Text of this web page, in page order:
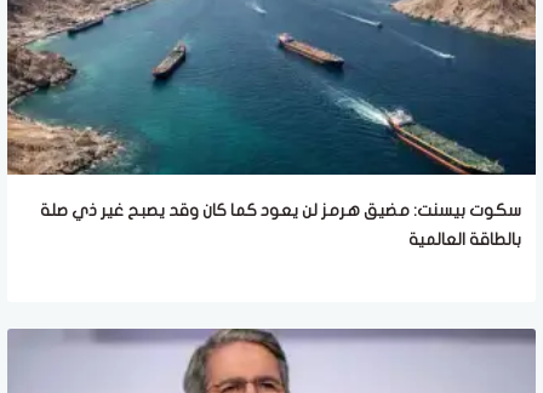
سكوت بيسنت: مضيق هرمز لن يعود كما كان وقد يصبح غير ذي صلة
بالطاقة العالمية